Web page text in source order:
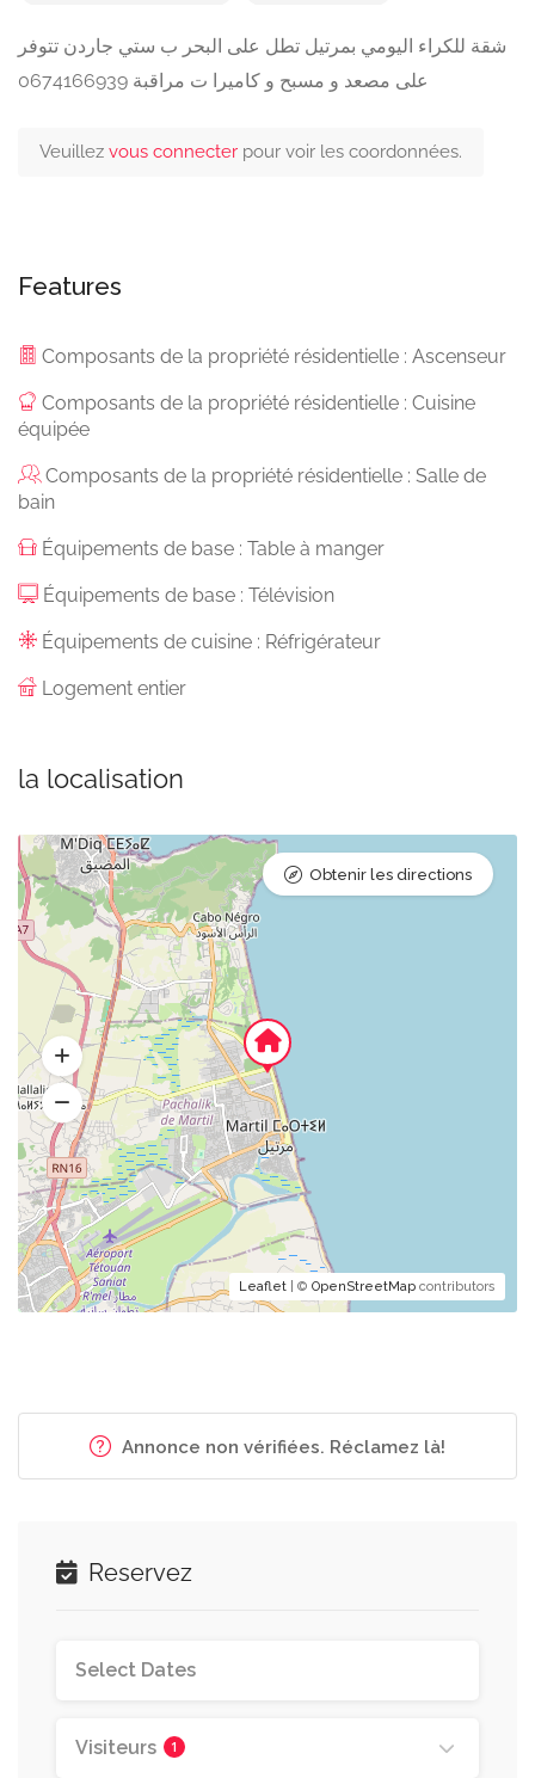
شقة للكراء اليومي بمرتيل تطل على البحر ب ستي جاردن تتوفر
على مصعد و مسبح و كاميرا ت مراقبة 0674166939
Veuillez vous connecter pour voir les coordonnées.
Features
Composants de la propriété résidentielle : Ascenseur
Composants de la propriété résidentielle : Cuisine
équipée
Composants de la propriété résidentielle : Salle de
bain
Équipements de base : Table à manger
Équipements de base : Télévision
Équipements de cuisine : Réfrigérateur
Logement entier
la localisation
Leaflet | © OpenStreetMap contributors
Obtenir les directions
Annonce non vérifiées. Réclamez là!
Reservez
Visiteurs 1